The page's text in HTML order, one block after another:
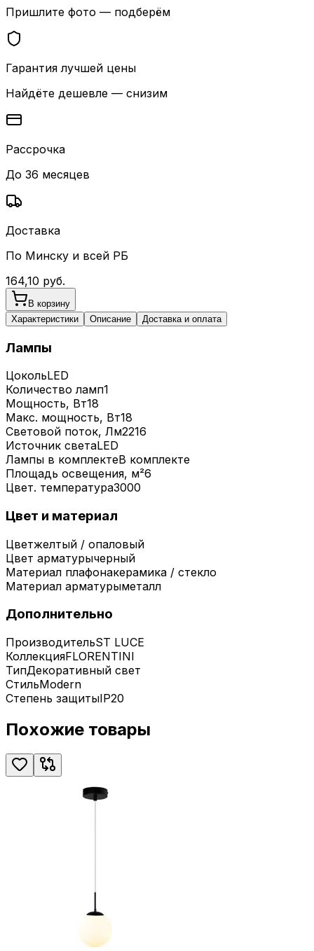
Пришлите фото — подберём
Гарантия лучшей цены
Найдёте дешевле — снизим
Рассрочка
До 36 месяцев
Доставка
По Минску и всей РБ
164,10 руб.
В корзину
Характеристики
Описание Доставка и оплата
Лампы
ЦокольLED
Количество ламп1
Мощность, Вт18
Макс. мощность, Вт18
Световой поток, Лм2216
Источник светаLED
Лампы в комплектеВ комплекте
Площадь освещения, м²6
Цвет. температура3000
Цвет и материал
Цветжелтый / опаловый
Цвет арматурычерный
Материал плафонакерамика / стекло
Материал арматурыметалл
Дополнительно
ПроизводительST LUCE
КоллекцияFLORENTINI
ТипДекоративный свет
СтильModern
Степень защитыIP20
Похожие товары